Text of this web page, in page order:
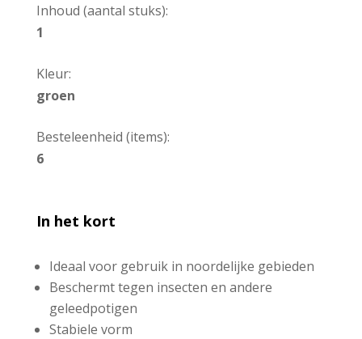
Inhoud (aantal stuks):
1
Kleur:
groen
Besteleenheid (items):
6
In het kort
Ideaal voor gebruik in noordelijke gebieden
Beschermt tegen insecten en andere
geleedpotigen
Stabiele vorm